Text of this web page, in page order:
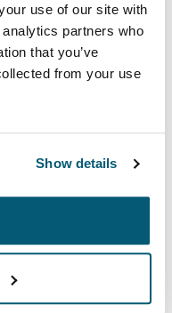
use of our site with
partners who
that you’ve
from your use
Show details
para
para mantener
de viaje o trabajando
con estilo.
pestaña